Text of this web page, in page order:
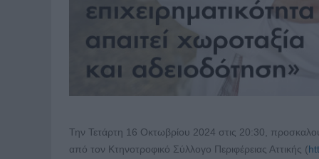
Την Τετάρτη 16 Οκτωβρίου 2024 στις 20:30,
από τον Κτηνοτροφικό Σύλλογο Περιφέρειας Αττικής (